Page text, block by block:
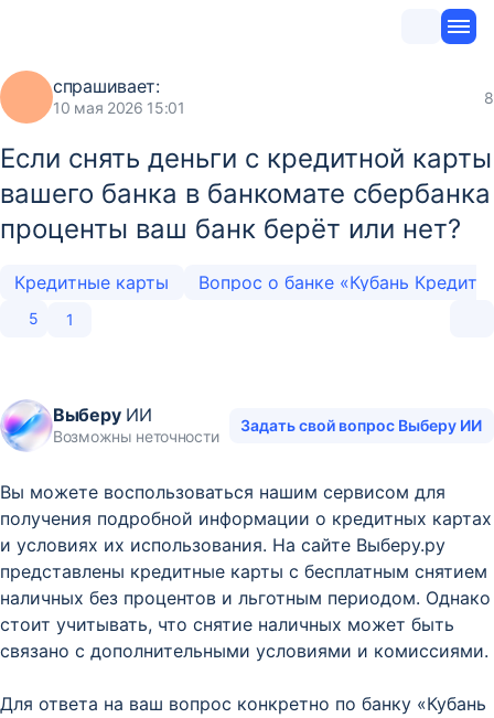
спрашивает:
10 мая 2026 15:01
8
Если снять деньги с кредитной карты
вашего банка в банкомате сбербанка
проценты ваш банк берёт или нет?
Кредитные карты Вопрос о банке «Кубань Кредит»
5 1
ВыберуИИ
Возможны неточности
Задать свой вопрос Выберу ИИ
Вы можете воспользоваться нашим сервисом для
получения подробной информации о кредитных картах
и условиях их использования. На сайте Выберу.ру
представлены кредитные карты с бесплатным снятием
наличных без процентов и льготным периодом. Однако
стоит учитывать, что снятие наличных может быть
связано с дополнительными условиями и комиссиями.
Для ответа на ваш вопрос конкретно по банку «Кубань